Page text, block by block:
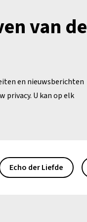
van de
en nieuwsberichten
privacy. U kan op elk
Echo der Liefde